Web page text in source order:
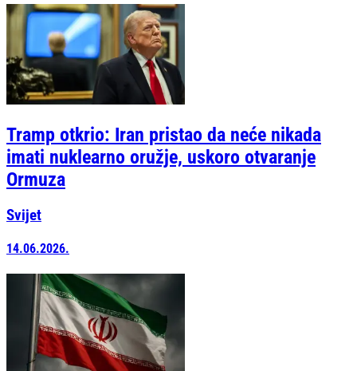
Tramp otkrio: Iran pristao da neće nikada
imati nuklearno oružje, uskoro otvaranje
Ormuza
Svijet
14.06.2026.